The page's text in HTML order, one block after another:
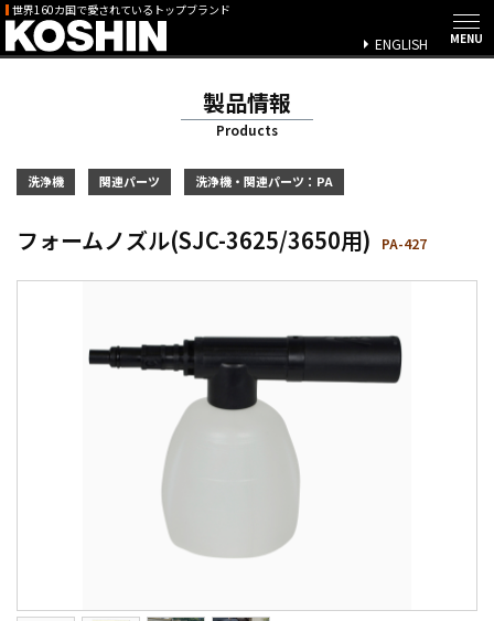
世界160カ国で愛されているトップブランド
ENGLISH
製品情報
Products
洗浄機 関連パーツ 洗浄機・関連パーツ：PA
フォームノズル(SJC-3625/3650用) PA-427